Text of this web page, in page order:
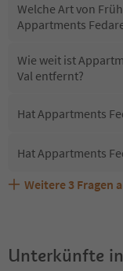
Welche Art von
Appartments
Wie weit ist
Val entfernt?
Hat Appartments
Hat Appartments
Sind Haustiere in
Welche Services
Erhalten die Gäste
Weitere 3 Fragen
Unterkünfte